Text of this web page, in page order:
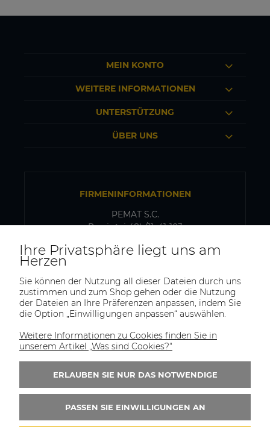
MEIN KONTO
WEITERE INFORMATIONEN
UNTERSTÜTZUNG
ÜBER UNS
FIRMENINFORMATIONEN
PEMAT S.C.
Przyjaźni 48b/11, 41-103
USt-IdNr.: PL6431768329
VERSAND- UND LAGERADRESSE
PEMAT S.C.
41-902, Bytom
Polen
Tel.:
+(48)515-965-404
E-Mail: trade@pematsc.pl
Ihre Privatsphäre liegt uns am
Herzen
Sie können der Nutzung all dieser Dateien durch uns
zustimmen und zum Shop gehen oder die Nutzung
der Dateien an Ihre Präferenzen anpassen, indem Sie
die Option „Einwilligungen anpassen“ auswählen.
Weitere Informationen zu Cookies finden Sie in
unserem Artikel „Was sind Cookies?“
ERLAUBEN SIE NUR DAS NOTWENDIGE
PASSEN SIE EINWILLIGUNGEN AN